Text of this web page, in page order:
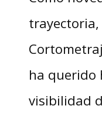
trayectoria,
ha querido
visibilidad